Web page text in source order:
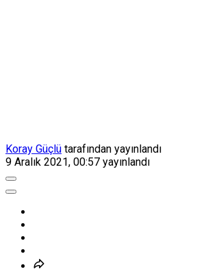
Koray Güçlü tarafından yayınlandı
9 Aralık 2021, 00:57 yayınlandı